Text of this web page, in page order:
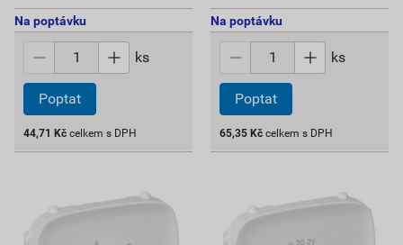
Na poptávku
ks
Poptat
44,71 Kč celkem s DPH
Na poptávku
ks
Poptat
65,35 Kč celkem s DPH